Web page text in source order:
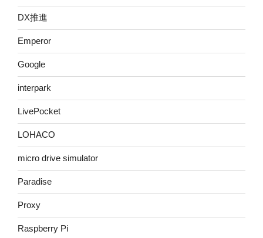
DX推進
Emperor
Google
interpark
LivePocket
LOHACO
micro drive simulator
Paradise
Proxy
Raspberry Pi